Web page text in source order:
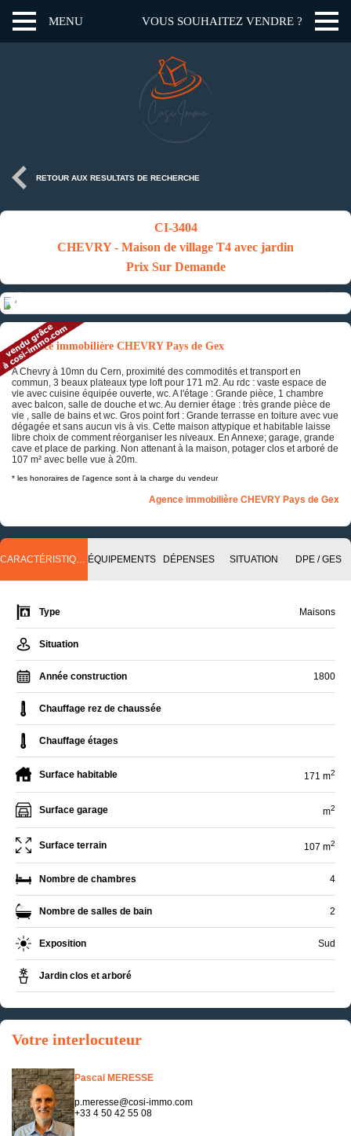
MENU VOUS SOUHAITEZ VENDRE ?
RETOUR AUX RESULTATS DE RECHERCHE
CI-3404
CHEVRY - Maison de village T4 avec jardin
Prix Sur Demande
Annonce immobilière CHEVRY Pays de Gex
A Chevry à 10mn du Cern, proximité des commodités et transport en
commun, 3 beaux plateaux type loft pour 171 m2. Au rdc : vaste espace de
vie avec cuisine équipée ouverte, wc. A l'étage : Grande pièce, 1 chambre
avec balcon, salle de douche et wc. Au dernier étage : très grande pièce de
vie , salle de bains et wc. Gros point fort : Grande terrasse en toiture avec vue
dégagée et sans aucun vis à vis. Cette maison attypique et habitable laisse
libre choix de comment réorganiser les niveaux. En Annexe; garage, grande
cave et place de parking. Non attenant à la maison, potager clos et arboré de
107 m² avec belle vue à 20m.
* les honoraires de l'agence sont à la charge du vendeur
Agence immobilière CHEVRY Pays de Gex
CARACTÉRISTIQUES ÉQUIPEMENTS DÉPENSES SITUATION DPE / GES
Type Maisons
Situation
Année construction 1800
Chauffage rez de chaussée
Chauffage étages
Surface habitable 171 m2
Surface garage m2
Surface terrain 107 m2
Nombre de chambres 4
Nombre de salles de bain 2
Exposition Sud
Jardin clos et arboré
Votre interlocuteur
Pascal MERESSE
p.meresse@cosi-immo.com
+33 4 50 42 55 08